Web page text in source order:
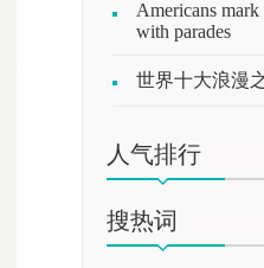
Americans
with parades
世界十大浪漫
人气排行
搜热词